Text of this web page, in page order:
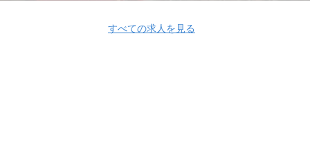
すべての求人を見る